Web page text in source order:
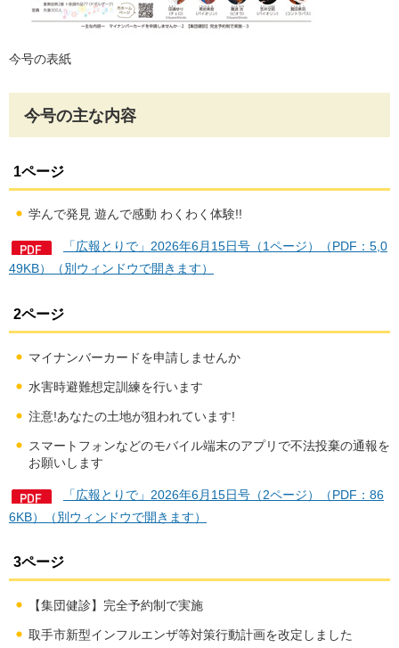
今号の表紙
今号の主な内容
1ページ
学んで発見 遊んで感動 わくわく体験!!
「広報とりで」2026年6月15日号（1ページ）（PDF：5,0
49KB）（別ウィンドウで開きます）
2ページ
マイナンバーカードを申請しませんか
水害時避難想定訓練を行います
注意!あなたの土地が狙われています!
スマートフォンなどのモバイル端末のアプリで不法投棄の通報を
お願いします
「広報とりで」2026年6月15日号（2ページ）（PDF：86
6KB）（別ウィンドウで開きます）
3ページ
【集団健診】完全予約制で実施
取手市新型インフルエンザ等対策行動計画を改定しました